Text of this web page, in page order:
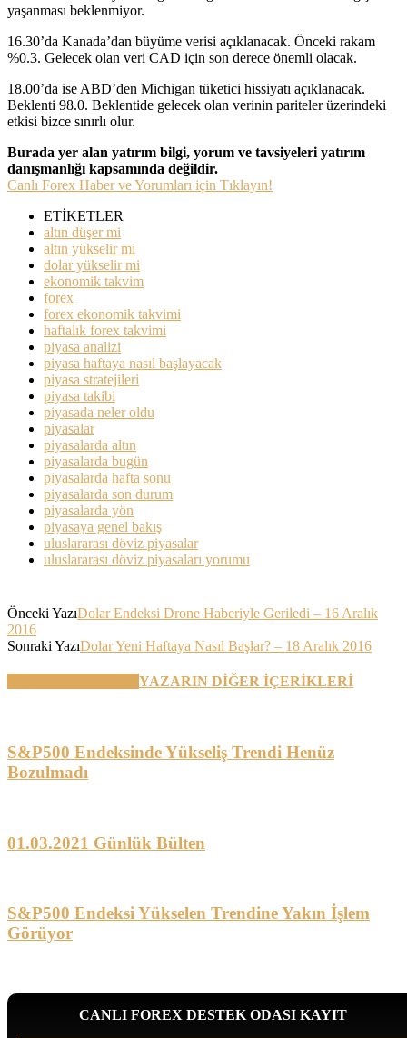
yaşanması beklenmiyor.
16.30’da Kanada’dan büyüme verisi açıklanacak. Önceki rakam
%0.3. Gelecek olan veri CAD için son derece önemli olacak.
18.00’da ise ABD’den Michigan tüketici hissiyatı açıklanacak.
Beklenti 98.0. Beklentide gelecek olan verinin pariteler üzerindeki
etkisi bizce sınırlı olur.
Burada yer alan yatırım bilgi, yorum ve tavsiyeleri yatırım
danışmanlığı kapsamında değildir.
Canlı Forex Haber ve Yorumları için Tıklayın!
ETİKETLER
altın düşer mi
altın yükselir mi
dolar yükselir mi
ekonomik takvim
forex
forex ekonomik takvimi
haftalık forex takvimi
piyasa analizi
piyasa haftaya nasıl başlayacak
piyasa stratejileri
piyasa takibi
piyasada neler oldu
piyasalar
piyasalarda altın
piyasalarda bugün
piyasalarda hafta sonu
piyasalarda son durum
piyasalarda yön
piyasaya genel bakış
uluslararası döviz piyasalar
uluslararası döviz piyasaları yorumu
Önceki YazıDolar Endeksi Drone Haberiyle Geriledi – 16 Aralık
2016
Sonraki YazıDolar Yeni Haftaya Nasıl Başlar? – 18 Aralık 2016
YAZARIN DİĞER İÇERİKLERİ
S&P500 Endeksinde Yükseliş Trendi Henüz
Bozulmadı
01.03.2021 Günlük Bülten
S&P500 Endeksi Yükselen Trendine Yakın İşlem
Görüyor
CANLI FOREX DESTEK ODASI KAYIT